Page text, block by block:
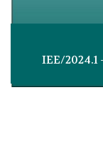
IEE/